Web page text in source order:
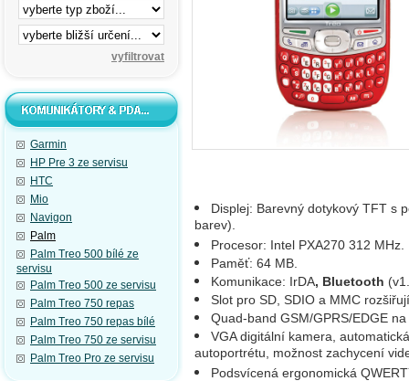
Garmin
HP Pre 3 ze servisu
HTC
Mio
Navigon
Palm
Palm Treo 500 bílé ze
servisu
Palm Treo 500 ze servisu
Palm Treo 750 repas
Palm Treo 750 repas bílé
Palm Treo 750 ze servisu
Palm Treo Pro ze servisu
Displej: Barevný dotykový TFT s
barev).
Procesor: Intel PXA270 312 MHz.
Paměť: 64 MB.
Komunikace: IrDA, Bluetooth
Slot pro SD, SDIO a MMC
Quad-band GSM/GPRS/EDGE
VGA digitální kamera,
autoportrétu, možnost zachycení
Podsvícená ergonomická